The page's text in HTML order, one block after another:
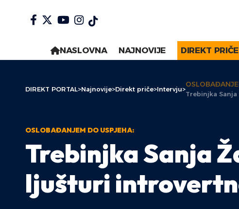
NASLOVNA NAJNOVIJE DIREKT PRIČE
DIREKT PORTAL>Najnovije>Direkt priče>Intervju>
Trebinjka
OSLOBAĐANJEM DO USPJEHA:
Trebinjka Sanja
ljušturi